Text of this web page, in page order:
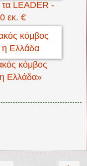
τα LEADER -
εκ. €
κόμβος
Ελλάδα»